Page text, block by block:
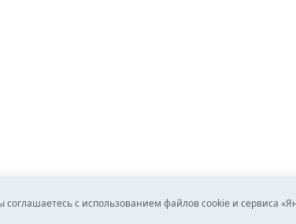
соглашаетесь с использованием файлов cookie и сервиса